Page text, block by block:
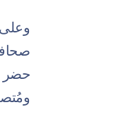
حضر